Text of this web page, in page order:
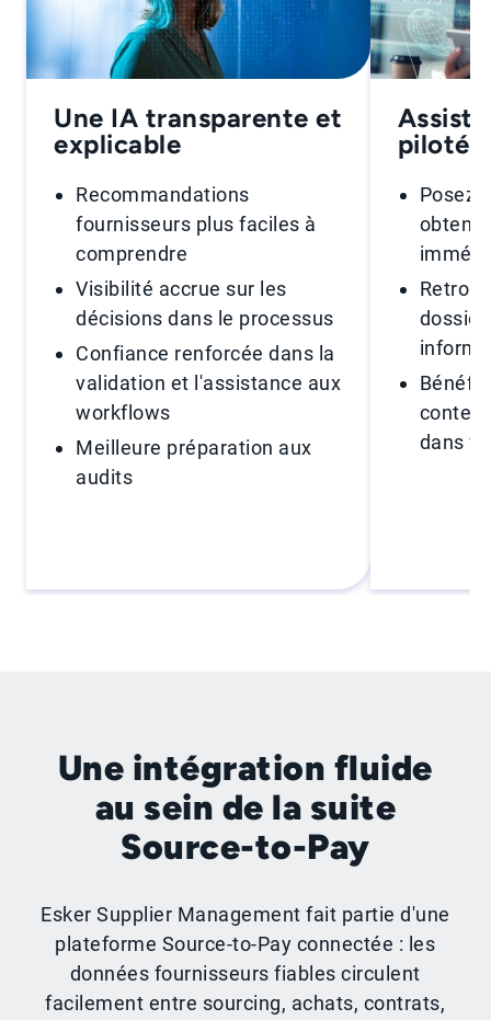
Une IA transparente et
explicable
Recommandations
fournisseurs plus faciles à
comprendre
Visibilité accrue sur les
décisions dans le processus
Confiance renforcée dans la
validation et l'assistance aux
workflows
Meilleure préparation aux
audits
Posez
dans
Une intégration fluide
au sein de la suite
Source-to-Pay
Esker Supplier Management fait partie d'une
plateforme Source-to-Pay connectée : les
données fournisseurs fiables circulent
facilement entre sourcing, achats, contrats,